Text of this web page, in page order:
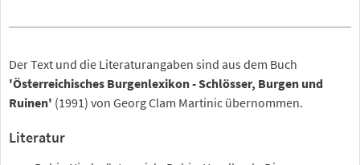
Der Text und die Literaturangaben sind aus dem Buch
'Österreichisches Burgenlexikon - Schlösser, Burgen und
Ruinen' (1991) von Georg Clam Martinic übernommen.
Literatur